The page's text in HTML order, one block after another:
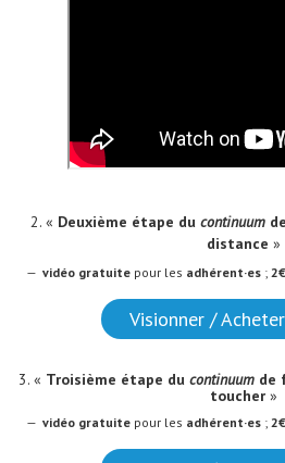
2. « Deuxième étape du continuum
distance »
— vidéo gratuite pour les adhérent·es ; 2€
Visionner /
3. « Troisième étape du continuumde
toucher »
— vidéo gratuite pour les adhérent·es ; 2€